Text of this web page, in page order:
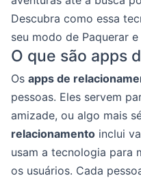
Descubra como essa
seu modo de Paquerar
O que são apps
Os apps de
pessoas. Eles servem
amizade, ou algo mais
relacionamento inclui
usam a tecnologia para
os usuários. Cada